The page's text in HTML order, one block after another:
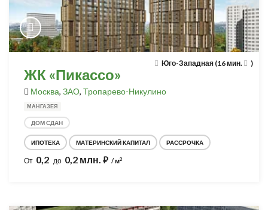
Юго-Западная (16 мин. )
ЖК «Пикассо»
Москва, ЗАО, Тропарево-Никулино
МАНГАЗЕЯ
ДОМ СДАН
ИПОТЕКА МАТЕРИНСКИЙ КАПИТАЛ РАССРОЧКА
От 0,2 до 0,2 млн. ⃏ / м2